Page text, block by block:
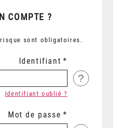
COMPTE ?
sont obligatoires.
Identifiant
?
Identifiant oublié ?
Mot de passe